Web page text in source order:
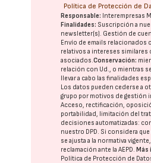
Política de Protección de
Responsable: Interempresas
Finalidades: Suscripción a
newsletter(s). Gestión de
Envío de emails relacionados
relativos a intereses similares
asociados.Conservación:
relación con Ud., o mientras
llevar a cabo las finalidades
Los datos pueden cederse a
grupo por motivos de gestión
Acceso, rectificación,
portabilidad, limitación del
decisiones automatizadas:
nuestro DPD . Si considera
se ajusta a la normativa
reclamación ante laAEPD .Más
Política de Protección de